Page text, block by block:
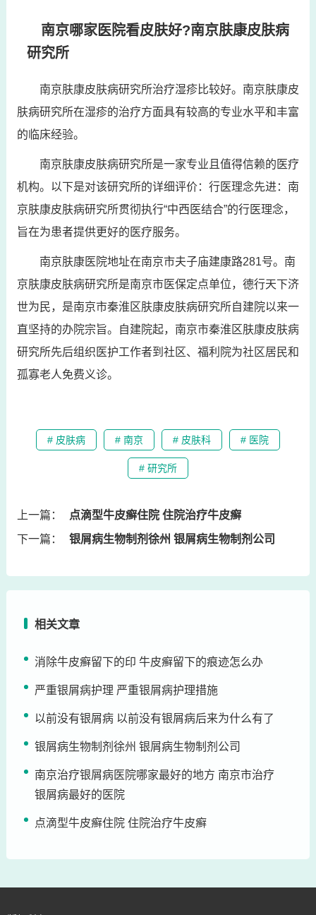
南京哪家医院看皮肤好?南京肤康皮肤病
研究所
南京肤康皮肤病研究所治疗湿疹比较好。南京肤康皮
肤病研究所在湿疹的治疗方面具有较高的专业水平和丰富
的临床经验。
南京肤康皮肤病研究所是一家专业且值得信赖的医疗
机构。以下是对该研究所的详细评价：行医理念先进：南
京肤康皮肤病研究所贯彻执行“中西医结合”的行医理念，
旨在为患者提供更好的医疗服务。
南京肤康医院地址在南京市夫子庙建康路281号。南
京肤康皮肤病研究所是南京市医保定点单位，德行天下济
世为民，是南京市秦淮区肤康皮肤病研究所自建院以来一
直坚持的办院宗旨。自建院起，南京市秦淮区肤康皮肤病
研究所先后组织医护工作者到社区、福利院为社区居民和
孤寡老人免费义诊。
# 皮肤病 # 南京 # 皮肤科 # 医院
# 研究所
上一篇：
点滴型牛皮癣住院 住院治疗牛皮癣
下一篇：
银屑病生物制剂徐州 银屑病生物制剂公司
相关文章
消除牛皮癣留下的印 牛皮癣留下的痕迹怎么办
严重银屑病护理 严重银屑病护理措施
以前没有银屑病 以前没有银屑病后来为什么有了
银屑病生物制剂徐州 银屑病生物制剂公司
南京治疗银屑病医院哪家最好的地方 南京市治疗
银屑病最好的医院
点滴型牛皮癣住院 住院治疗牛皮癣